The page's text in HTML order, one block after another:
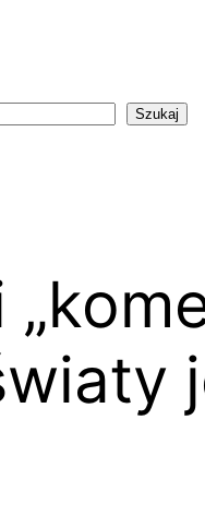
Szukaj